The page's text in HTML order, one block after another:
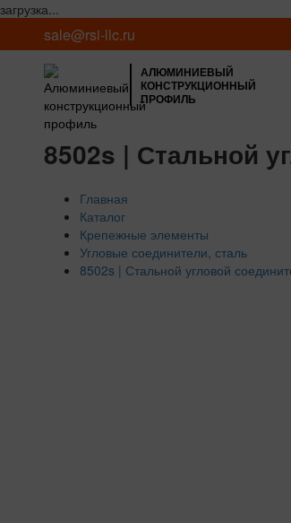
загрузка...
sale@rsi-llc.ru
АЛЮМИНИЕВЫЙ
КОНСТРУКЦИОННЫЙ
ПРОФИЛЬ
8502s | Стальной
Главная
Каталог
Крепежные элементы
Угловые соединители, сталь
8502s | Стальной угловой